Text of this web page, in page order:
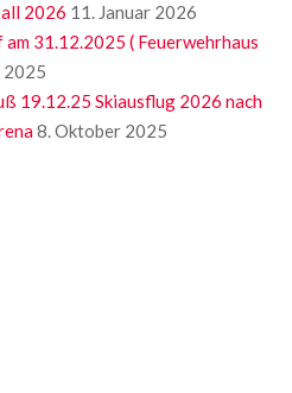
2026 11. Januar 2026
31.12.2025 ( Feuerwehrhaus
2025
19.12.25 Skiausflug 2026 nach
8. Oktober 2025